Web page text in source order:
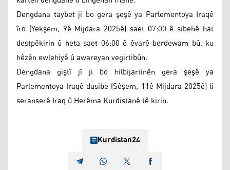
Dengdana taybet ji bo gera şeşê ya Parlementoya Iraqê
îro (Yekşem, 9ê Mijdara 2025ê) saet 07:00 ê sibehê hat
destpêkirin û heta saet 06:00 ê êvarê berdewam bû, ku
hêzên ewlehiyê û awareyan vegirtibûn.
Dengdana giştî jî ji bo hilbijartinên gera şeşê ya
Parlementoya Iraqê dusibe (Sêşem, 11ê Mijdara 2025ê) li
seranserê Iraq û Herêma Kurdistanê tê kirin.
Kurdistan24